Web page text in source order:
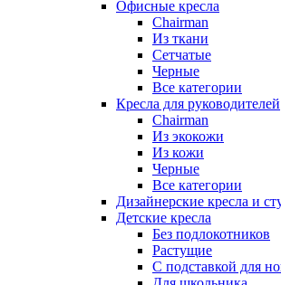
Офисные кресла
Chairman
Из ткани
Сетчатые
Черные
Все категории
Кресла для руководителей
Chairman
Из экокожи
Из кожи
Черные
Все категории
Дизайнерские кресла и
Детские кресла
Без подлокотников
Растущие
С подставкой для